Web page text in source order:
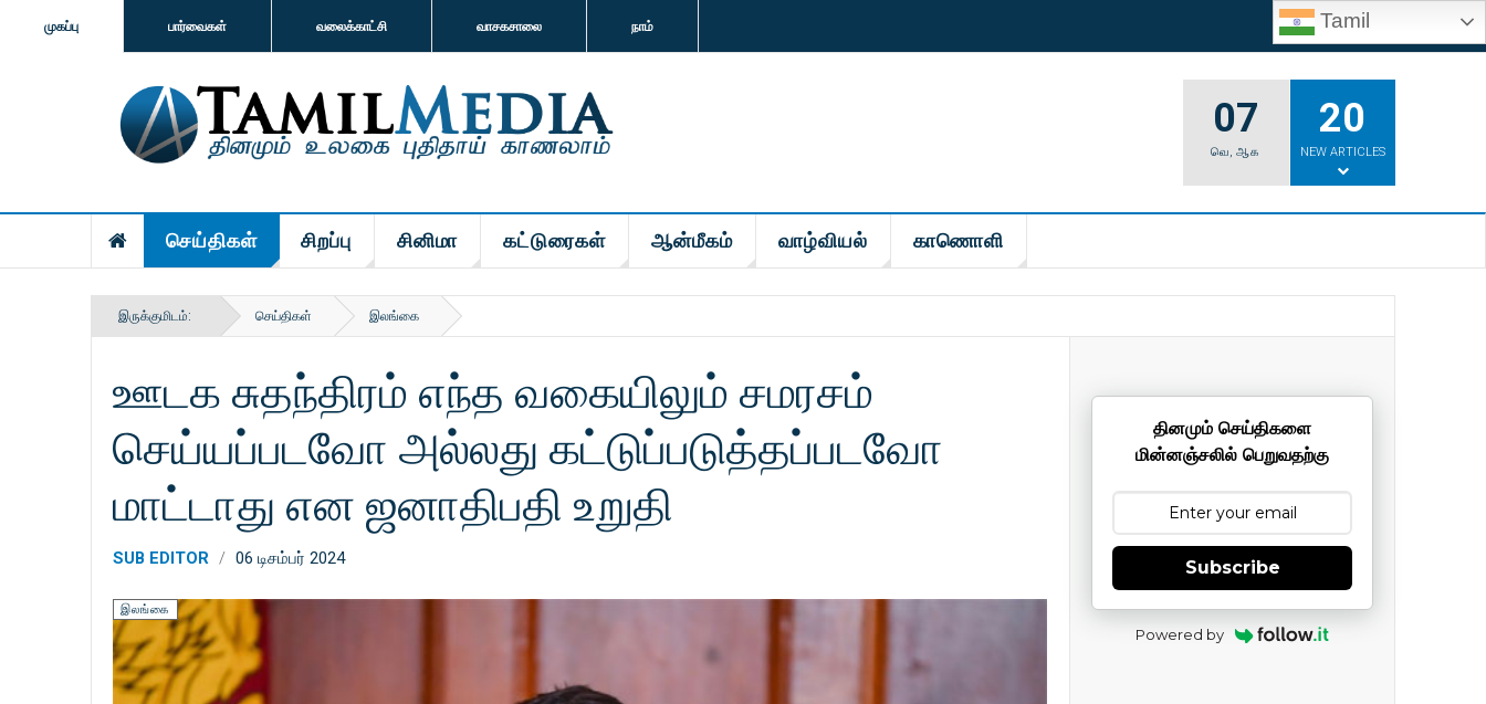
முகப்பு பார்வைகள் வலைக்காட்சி வாசகசாலை நாம் Tamil
07
வெ,ஆக
20
NEW ARTICLES
செய்திகள் சிறப்பு சினிமா கட்டுரைகள் ஆன்மீகம் வாழ்வியல் காணொளி
இருக்குமிடம்: செய்திகள் இலங்கை
ஊடக சுதந்திரம் எந்த வகையிலும் சமரசம்
செய்யப்படவோ அல்லது கட்டுப்படுத்தப்படவோ
மாட்டாது என ஜனாதிபதி உறுதி
SUB EDITOR 06 டிசம்பர் 2024
இலங்கை
தினமும் செய்திகளை
மின்னஞ்சலில் பெறுவதற்கு
Subscribe
Powered by